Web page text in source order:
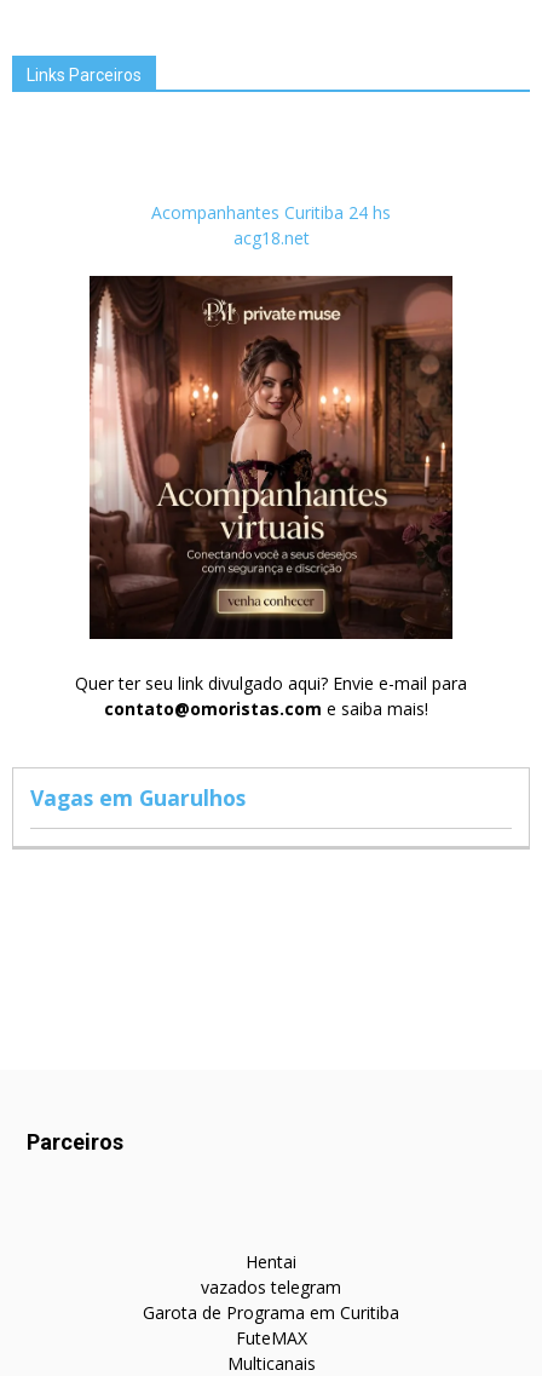
Links Parceiros
Acompanhantes Curitiba 24 hs
acg18.net
Quer ter seu link divulgado aqui? Envie e-mail para
contato@omoristas.com e saiba mais!
Vagas em Guarulhos
Parceiros
Hentai
vazados telegram
Garota de Programa em Curitiba
FuteMAX
Multicanais